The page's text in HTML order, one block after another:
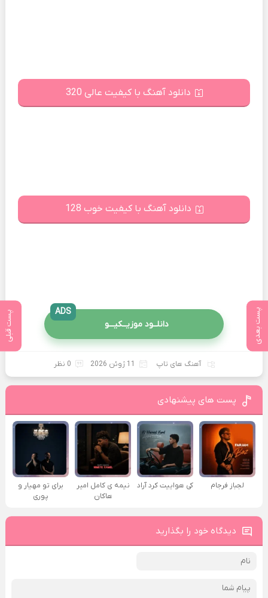
پست بعدی پست قبلی
دانلود آهنگ با کیفیت عالی 320
دانلود آهنگ با کیفیت خوب 128
دانلــود موزیــکیـــو
ADS
آهنگ های تاپ 11 ژوئن 2026 0 نظر
پست های پیشنهادی
لجباز فرجام کی هواییت کرد آراد
نیمه ی کامل امیر
هاکان
برای تو مهیار و
پوری
دیدگاه خود را بگذارید